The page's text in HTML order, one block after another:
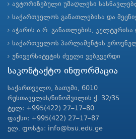
ავტორიზებული უმაღლესი
საქართველოს განათლებისა და
აჭარის ა.რ. განათლების, კულტურისა
საქართველოს პარლამენტის
უნივერსიტეტის ძველი ვებგვერდი
საკონტაქტო ინფორმაცია
საქართველო, ბათუმი, 6010
რუსთაველის/ნინოშვილის ქ. 32/35
ტელ: +995(422) 27–17–80
ფაქსი: +995(422) 27–17–87
ელ. ფოსტა: info@bsu.edu.ge